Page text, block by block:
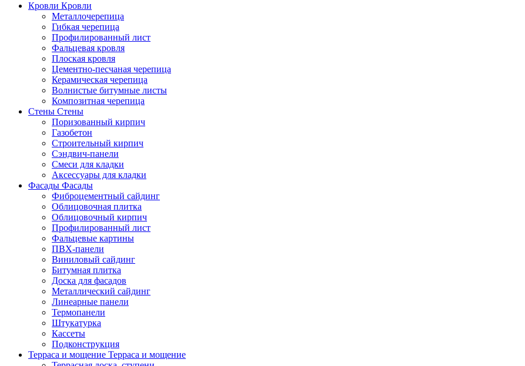
Кровли Кровли
Металлочерепица
Гибкая черепица
Профилированный лист
Фальцевая кровля
Плоская кровля
Цементно-песчаная черепица
Керамическая черепица
Волнистые битумные листы
Композитная черепица
Стены Стены
Поризованный кирпич
Газобетон
Строительный кирпич
Сэндвич-панели
Смеси для кладки
Аксессуары для кладки
Фасады Фасады
Фиброцементный сайдинг
Облицовочная плитка
Облицовочный кирпич
Профилированный лист
Фальцевые картины
ПВХ-панели
Виниловый сайдинг
Битумная плитка
Доска для фасадов
Металлический сайдинг
Линеарные панели
Термопанели
Штукатурка
Кассеты
Подконструкция
Терраса и мощение Терраса и мощение